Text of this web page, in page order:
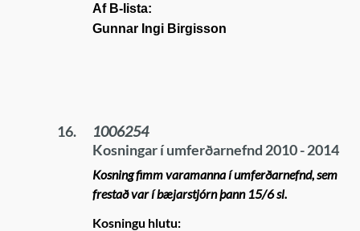
Af B-lista:
Gunnar Ingi Birgisson
16.
1006254
Kosningar í umferðarnefnd 2010 - 2014
Kosning fimm varamanna í umferðarnefnd, sem
frestað var í bæjarstjórn þann 15/6 sl.
Kosningu hlutu: